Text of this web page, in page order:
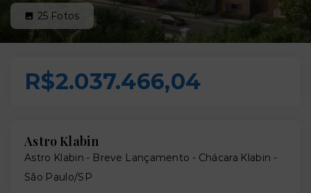
25 Fotos
R$2.037.466,04
Astro Klabin
Astro Klabin - Breve Lançamento - Chácara Klabin -
São Paulo/SP